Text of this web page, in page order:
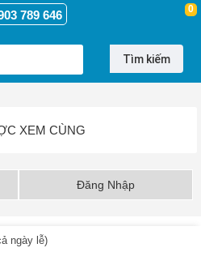
789 646 0
Tìm kiếm
XEM CÙNG
Đăng Nhập
ngày lễ)